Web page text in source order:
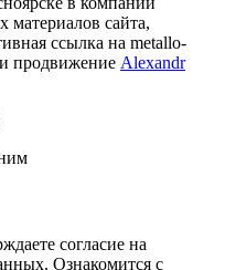
сайта,
ссылка на metallo-
и продвижение Alexandr
согласие на
Ознакомится с